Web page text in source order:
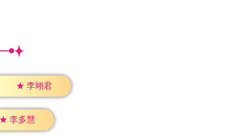
★ 李翊君
李多慧